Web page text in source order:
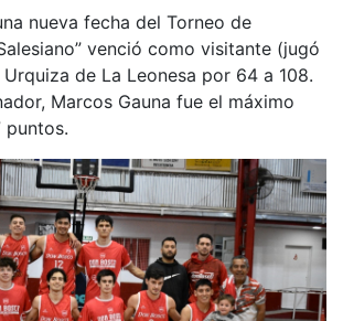
nueva fecha del Torneo de
venció como visitante (jugó
de La Leonesa por 64 a 108.
Marcos Gauna fue el máximo
puntos.